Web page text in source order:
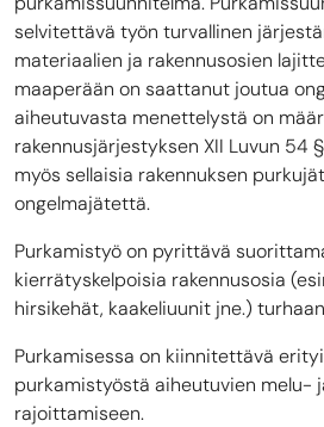
selvitettävä työn turvallinen
materiaalien ja rakennusosien
maaperään on saattanut joutua
aiheutuvasta menettelystä on
rakennusjärjestyksen XII Luvun 54
myös sellaisia rakennuksen
ongelmajätettä.
Purkamistyö on pyrittävä
kierrätyskelpoisia rakennusosia
hirsikehät, kaakeliuunit jne.)
Purkamisessa on kiinnitettävä
purkamistyöstä aiheutuvien melu-
rajoittamiseen.